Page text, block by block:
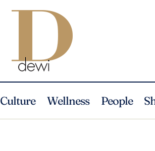
Culture Wellness People